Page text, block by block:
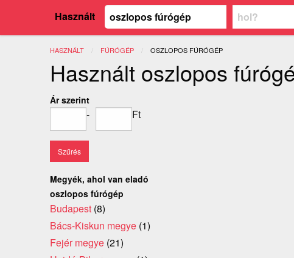
Használt
HASZNÁLT FÚRÓGÉP JELENLEGI:
OSZLOPOS FÚRÓGÉP
Használt oszlopos
Ár szerint
- Ft
Megyék, ahol van eladó
oszlopos fúrógép
Budapest (8)
Bács-Kiskun megye (1)
Fejér megye (21)